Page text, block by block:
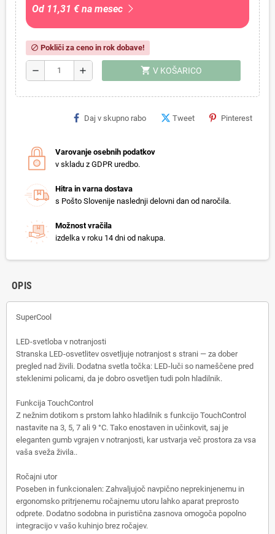
Od 11,31 € na mesec
block Pokliči za ceno in rok dobave!
remove add shopping_cart V KOŠARICO
Daj v skupno rabo Tweet Pinterest
Varovanje osebnih podatkov
v skladu z GDPR uredbo.
Hitra in varna dostava
s Pošto Slovenije naslednji delovni dan od naročila.
Možnost vračila
izdelka v roku 14 dni od nakupa.
OPIS
SuperCool
LED-svetloba v notranjosti
Stranska LED-osvetlitev osvetljuje notranjost s strani — za dober
pregled nad živili. Dodatna svetla točka: LED-luči so nameščene pred
steklenimi policami, da je dobro osvetljen tudi poln hladilnik.
Funkcija TouchControl
Z nežnim dotikom s prstom lahko hladilnik s funkcijo TouchControl
nastavite na 3, 5, 7 ali 9 °C. Tako enostaven in učinkovit, saj je
eleganten gumb vgrajen v notranjosti, kar ustvarja več prostora za vsa
vaša sveža živila..
Ročajni utor
Poseben in funkcionalen: Zahvaljujoč navpično neprekinjenemu in
ergonomsko pritrjenemu ročajnemu utoru lahko aparat preprosto
odprete. Dodatno sodobna in puristična zasnova omogoča popolno
integracijo v vašo kuhinjo brez ročajev.